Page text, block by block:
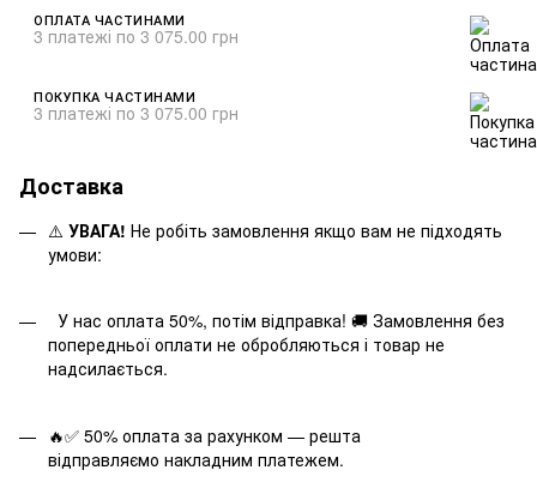
ОПЛАТА ЧАСТИНАМИ
3 платежі по 3 075.00 грн
ПОКУПКА ЧАСТИНАМИ
3 платежі по 3 075.00 грн
Доставка
⚠️ УВАГА! Не робіть замовлення якщо вам не підходять
умови:
У нас оплата 50%, потім відправка! 🚚 Замовлення без
попередньої оплати не обробляються і товар не
надсилається.
🔥✅ 50% оплата за рахунком — решта
відправляємо накладним платежем.